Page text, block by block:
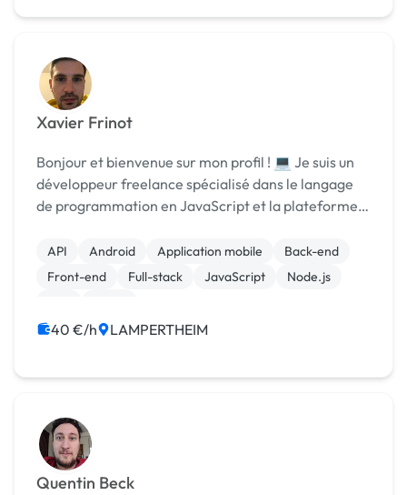
Xavier Frinot
Bonjour et bienvenue sur mon profil ! 💻 Je suis un
développeur freelance spécialisé dans le langage
de programmation en JavaScript et la plateforme
d'expérience dans le développement web, je suis
passio...
API Android Application mobile
Back-end
Front-end
Full-stack JavaScript
Node.js
40 €/h LAMPERTHEIM
Quentin Beck